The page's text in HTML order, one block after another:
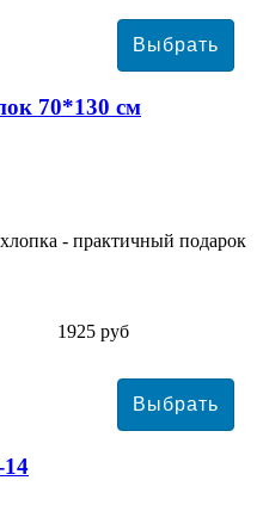
70*130 см
- практичный подарок
1925 руб